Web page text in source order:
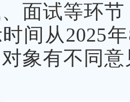
面试等环
间 从2025年
象有不同